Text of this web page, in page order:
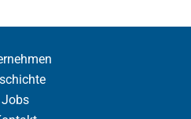
Jobs